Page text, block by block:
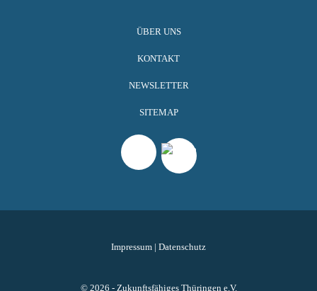
ÜBER UNS
KONTAKT
NEWSLETTER
SITEMAP
Impressum | Datenschutz
© 2026 - Zukunftsfähiges Thüringen e.V.